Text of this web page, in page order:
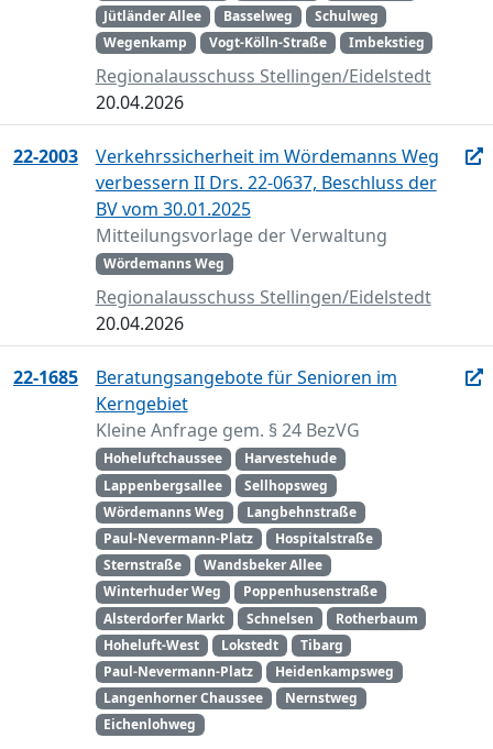
Jütländer Allee
Basselweg
Schulweg
Wegenkamp
Vogt-Kölln-Straße Imbekstieg
Regionalausschuss Stellingen/Eidelstedt
20.04.2026
22-2003
Verkehrssicherheit im Wördemanns Weg
verbessern II Drs. 22-0637, Beschluss der
BV vom 30.01.2025
Mitteilungsvorlage der Verwaltung
Wördemanns Weg
Regionalausschuss Stellingen/Eidelstedt
20.04.2026
22-1685
Beratungsangebote für Senioren im
Kerngebiet
Kleine Anfrage gem. § 24 BezVG
Hoheluftchaussee
Harvestehude
Lappenbergsallee
Sellhopsweg
Wördemanns Weg
Langbehnstraße
Paul-Nevermann-Platz
Hospitalstraße
Sternstraße
Wandsbeker Allee
Winterhuder Weg
Poppenhusenstraße
Alsterdorfer Markt
Schnelsen
Rotherbaum
Hoheluft-West
Lokstedt
Tibarg
Paul-Nevermann-Platz
Heidenkampsweg
Langenhorner Chaussee
Nernstweg
Eichenlohweg